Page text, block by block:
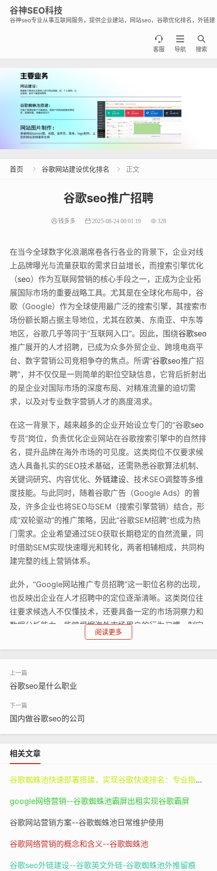
谷神SEO科技
谷神seo专业从事互联网服务，提供企业建站，网站seo，谷歌优化排名，外链建

搜索

导航

客服
首页  谷歌网站建设优化排名  正文
谷歌seo推广招聘
钱多多 2025-08-24 00:01:19 328
在当今全球数字化浪潮席卷各行各业的背景下，企业对线
上品牌曝光与流量获取的需求日益增长，而搜索引擎优化
（seo）作为互联网营销的核心手段之一，正成为企业拓
展国际市场的重要战略工具。尤其是在全球化布局中，谷
歌（Google）作为全球使用最广泛的搜索引擎，其搜索市
场份额长期占据主导地位，尤其在欧美、东南亚、中东等
地区，谷歌几乎等同于“互联网入口”。因此，围绕谷歌seo
推广展开的人才招聘，已成为众多外贸企业、跨境电商平
台、数字营销公司竞相争夺的焦点。所谓“谷歌seo推广招
聘”，并不仅仅是一则简单的职位空缺信息，它背后折射出
的是企业对国际市场的深度布局、对精准流量的迫切需
求，以及对专业数字营销人才的高度渴求。
在这一背景下，越来越多的企业开始设立专门的“谷歌seo
专员”岗位，负责优化企业网站在谷歌搜索引擎中的自然排
名，提升品牌在海外市场的可见度。这类岗位不仅要求候
选人具备扎实的SEO技术基础，还需熟悉谷歌算法机制、
关键词研究、内容优化、 外链建设、技术SEO调整等多维
度技能。与此同时，随着谷歌广告（Google Ads）的普
及，许多企业也将SEO与SEM（搜索引擎营销）结合，形
成“双轮驱动”的推广策略，因此“谷歌SEM招聘”也成为热
门需求。企业希望通过SEO获取长期稳定的自然流量，同
时借助SEM实现快速曝光和转化，两者相辅相成，共同构
建完整的线上营销体系。
此外，“Google网站推广专员招聘”这一职位名称的出现，
也反映出企业在人才招聘中的定位逐渐清晰。这类岗位往
往要求候选人不仅懂技术，还要具备一定的市场洞察力和
数据分析能力，能够根据海外市场用户的行为习惯，制定
本地化的推广策略。例如，针对英语、德语、法语等不同
语言市场的用户，推广专员需调整关键词策略、内容风格
此，这类岗位对候选人的综合素质要求极高，既要有技术
分析工具如Google Analytics、Google Search Console
等。
阅读更多
谷歌seo是什么职业
国内做谷歌seo的公司
相关文章
谷歌蜘蛛池快速部署搭建，实现谷歌快速排名：专业指南与谷神SEO的价值
google网络营销--谷歌蜘蛛池霸屏出租实现谷歌霸屏
谷歌网站营销方案--谷歌蜘蛛池日常维护使用
谷歌网络营销的概念和含义--谷歌蜘蛛池
谷歌seo外链建设--谷歌英文外链-谷歌蜘蛛池外推留痕